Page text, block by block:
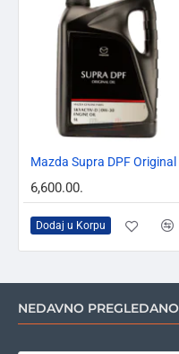
6,600.00.
Dodaj u Korpu
NEDAVNO PREGLEDANO